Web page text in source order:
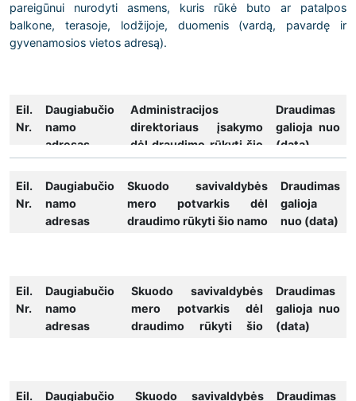
pareigūnui nurodyti asmens, kuris rūkė buto ar patalpos
balkone, terasoje, lodžijoje, duomenis (vardą, pavardę ir
gyvenamosios vietos adresą).
Eil.
Nr.
Daugiabučio
namo
adresas
Administracijos
direktoriaus įsakymo
dėl draudimo rūkyti šio
namo balkonuose,
terasose ir lodžijose,
nuosavybės teise
priklausančiuose
Draudimas
galioja nuo
(data)
1.
Šatrijos g.
36, Skuodas
2021-02-22 Nr. A1-121
2021-03-
22
Eil.
Nr.
Daugiabučio
namo
adresas
Skuodo savivaldybės
mero potvarkis dėl
draudimo rūkyti šio namo
atskiriems savininkams,
numeris ir data
Draudimas
galioja
nuo (data)
Eil.
Nr.
Daugiabučio
namo
adresas
Skuodo savivaldybės
mero potvarkis dėl
draudimo rūkyti šio
priklausančiuose
Draudimas
galioja nuo
(data)
Eil. Daugiabučio Skuodo savivaldybės Draudimas